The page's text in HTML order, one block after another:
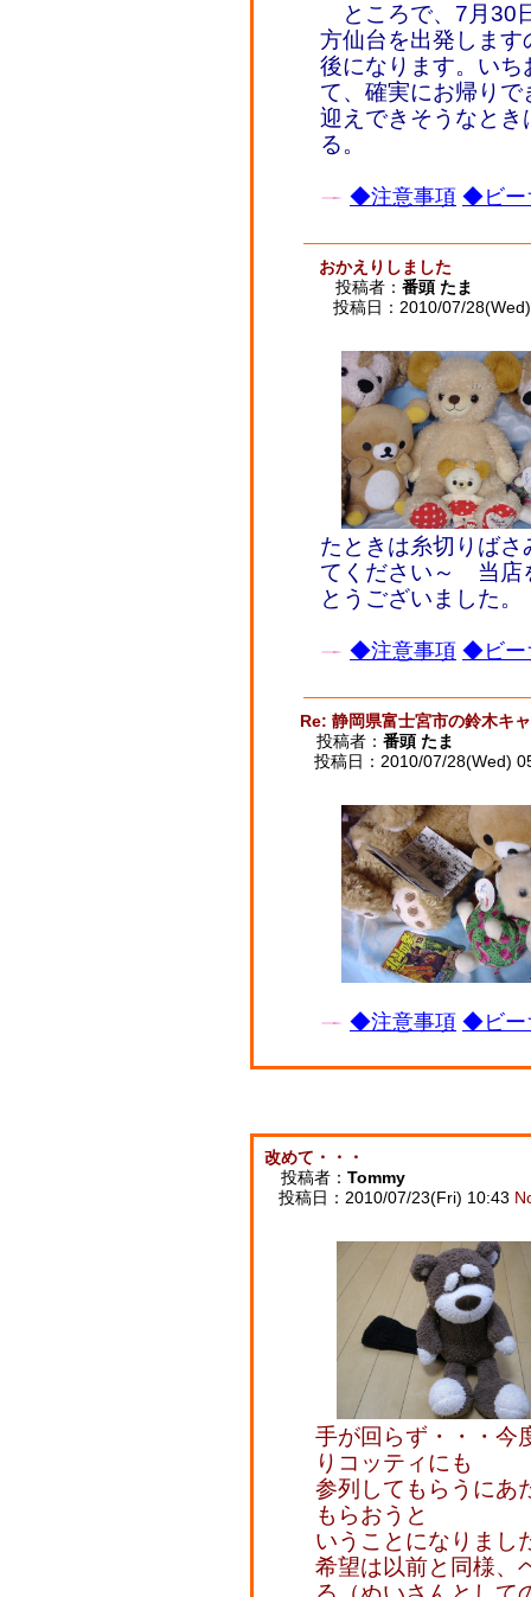
ところで、7月30
方仙台を出発しま
後になります。い
て、確実にお帰り
迎えできそうなと
る。
◆注意事項 ◆ビー
おかえりしました
投稿者： 番頭 たま
投稿日：2010/07/
たときは糸切りば
てください～ 当店
とうございました。
◆注意事項 ◆ビー
Re: 静岡県富士宮市の鈴木キ
投稿者： 番頭 たま
投稿日：2010/07/28(Wed)
◆注意事項 ◆ビー
改めて・・・
投稿者： Tommy
投稿日：2010/07/23(Fri) 10:43
手が回らず・・・今
りコッティにも
参列してもらうにあ
もらおうと
いうことになりまし
希望は以前と同様、